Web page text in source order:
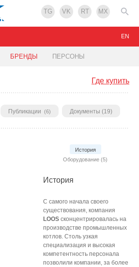
TG VK RT MX
БРЕНДЫ ПЕРСОНЫ
EN
Где купить
Публикации (6) Документы (19)
История
Оборудование (5)
История
С самого начала своего
существования, компания
LOOS сконцентрировалась на
производстве промышленных
котлов. Столь узкая
специализация и высокая
компетентность персонала
позволили компании, за более